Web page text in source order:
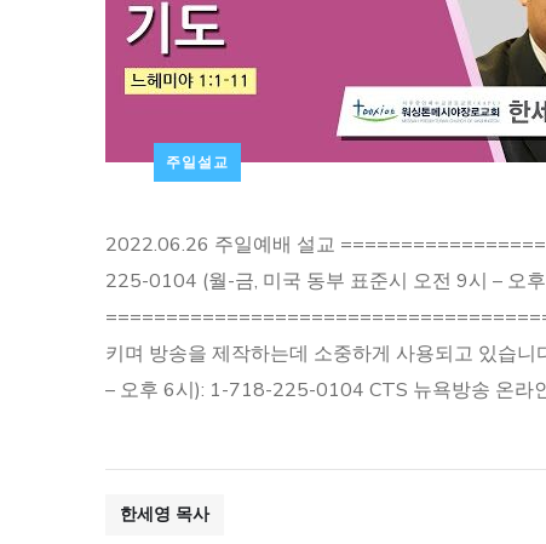
주일설교
2022.06.26 주일예배 설교
225-0104 (월-금, 미국 동부 표준시 오전 9시 – 오
키며 방송을 제작하는데 소중하게 사용되고 있습
– 오후 6시): 1-718-225-0104 CTS 뉴욕방송 온
한세영 목사